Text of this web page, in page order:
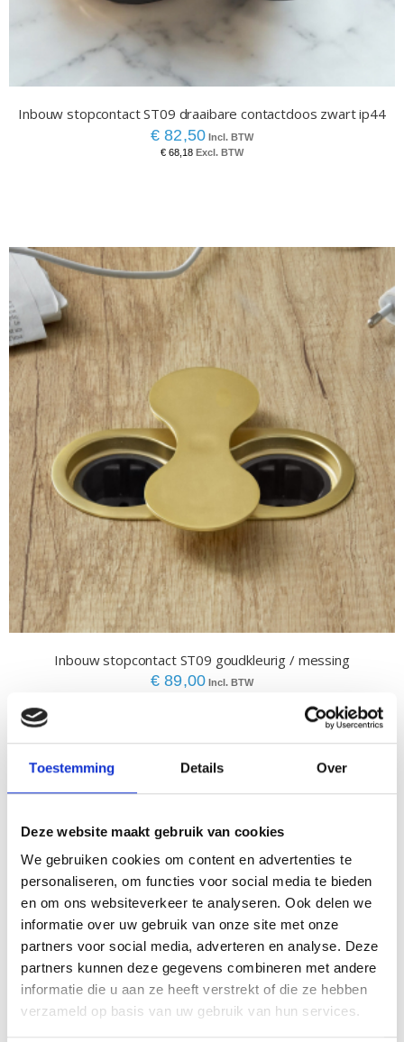
Toestemming Details Over
Deze website maakt gebruik van cookies
We gebruiken cookies om content en advertenties te
personaliseren, om functies voor social media te bieden
en om ons websiteverkeer te analyseren. Ook delen we
informatie over uw gebruik van onze site met onze
partners voor social media, adverteren en analyse. Deze
partners kunnen deze gegevens combineren met andere
informatie die u aan ze heeft verstrekt of die ze hebben
verzameld op basis van uw gebruik van hun services.
Inbouw stopcontact ST09 draaibare contactdoos zwart ip44
€ 82,50
€ 68,18
Inbouw stopcontact ST09 goudkleurig / messing
€ 89,00